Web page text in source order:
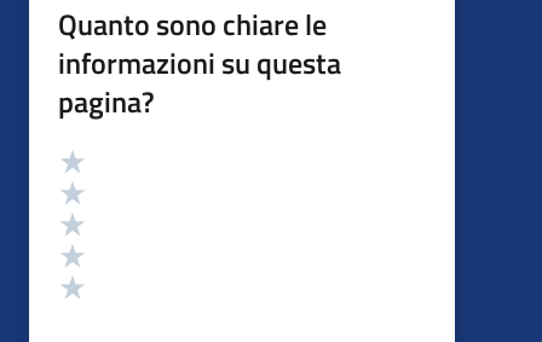
Quanto sono chiare le
informazioni su questa
pagina?
Valutazione